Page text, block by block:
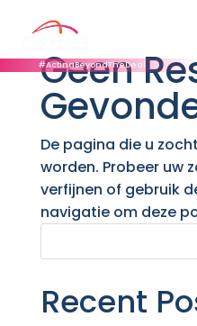
#ActingBeyondTheDeal
Geen
De pagina die u
worden. Probeer uw
verfijnen of gebruik
navigatie om deze
Recent